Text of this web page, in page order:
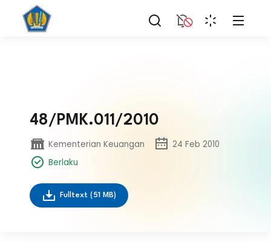
48/PMK.011/2010
Kementerian Keuangan
24 Feb 2010
Berlaku
Fulltext (51 MB)